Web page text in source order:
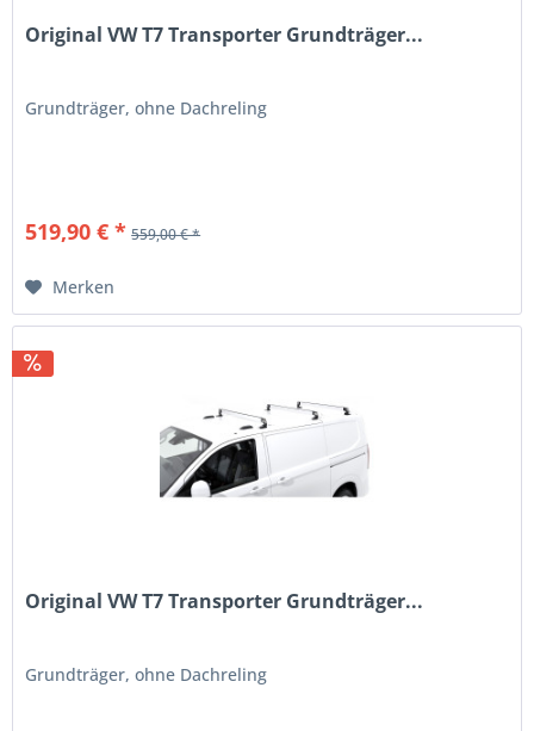
Original VW T7 Transporter Grundträger...
Grundträger, ohne Dachreling
519,90 € * 559,00 € *
Merken
Original VW T7 Transporter Grundträger...
Grundträger, ohne Dachreling